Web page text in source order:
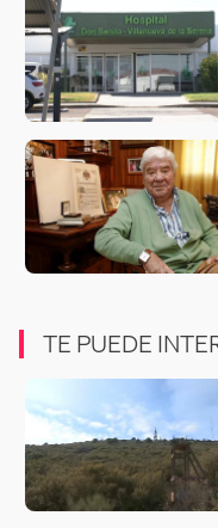
TE PUEDE